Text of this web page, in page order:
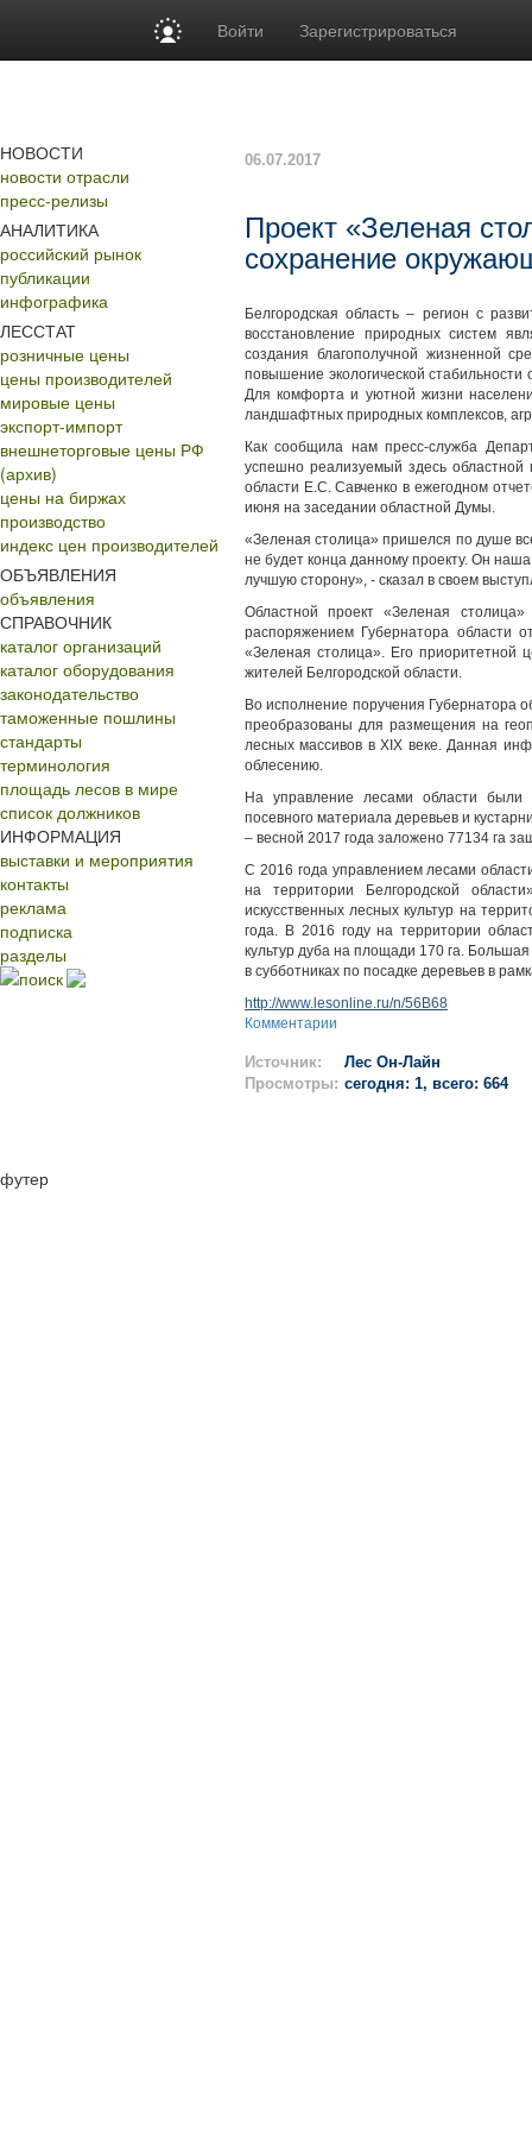
Войти Зарегистрироваться
НОВОСТИ
новости отрасли
пресс-релизы
АНАЛИТИКА
российский рынок
публикации
инфографика
ЛЕССТАТ
розничные цены
цены производителей
мировые цены
экспорт-импорт
внешнеторговые цены РФ
(архив)
цены на биржах
производство
индекс цен производителей
ОБЪЯВЛЕНИЯ
объявления
СПРАВОЧНИК
каталог организаций
каталог оборудования
законодательство
таможенные пошлины
стандарты
терминология
площадь лесов в мире
список должников
ИНФОРМАЦИЯ
выставки и мероприятия
контакты
реклама
подписка
разделы
поиск
06.07.2017
Проект «Зеленая
сохранение
Белгородская область – регион с
восстановление природных систем
создания благополучной жизненной
повышение экологической
Для комфорта и уютной жизни
ландшафтных природных комплексов,
Как сообщила нам пресс-служба
успешно реализуемый здесь областной
области Е.С. Савченко в ежегодном
июня на заседании областной Думы.
«Зеленая столица» пришелся по душе
не будет конца данному проекту. Он
лучшую сторону», - сказал в своем
Областной проект «Зеленая
распоряжением Губернатора области
«Зеленая столица». Его приоритетной
жителей Белгородской области.
Во исполнение поручения Губернатора
преобразованы для размещения на
лесных массивов в XIX веке. Данная
облесению.
На управление лесами области были
посевного материала деревьев и
– весной 2017 года заложено 77134 га
С 2016 года управлением лесами
на территории Белгородской
искусственных лесных культур на
года. В 2016 году на территории
культур дуба на площади 170 га.
в субботниках по посадке деревьев в
http://www.lesonline.ru/n/56B68
Комментарии
Источник:
Лес Он-Лайн
Просмотры: сегодня: 1, всего: 664
футер